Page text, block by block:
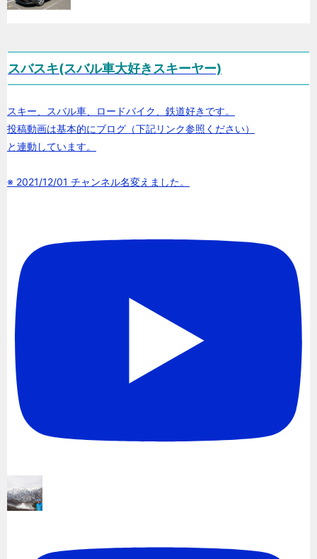
スバスキ(スバル車大好きスキーヤー)
スキー、スバル車、ロードバイク、鉄道好きです。
投稿動画は基本的にブログ（下記リンク参照ください）
と連動しています。
※ 2021/12/01 チャンネル名変えました。